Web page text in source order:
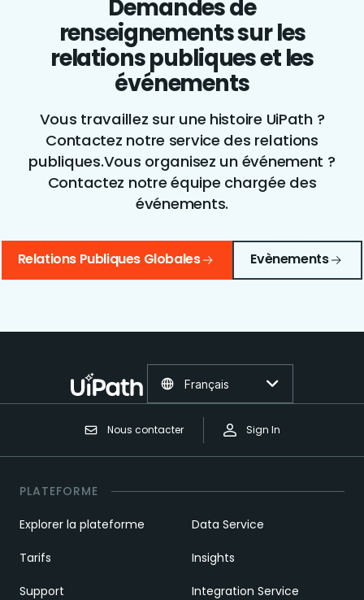
Demandes de
renseignements sur les
relations publiques et les
événements
Vous travaillez sur une histoire UiPath ?
Contactez notre service des relations
publiques.Vous organisez un événement ?
Contactez notre équipe chargée des
événements.
Relations Publiques Globales Evènements
Nous contacter Sign In
Français
PLATEFORME
Explorer la plateforme
Tarifs
Support
Data Service
Insights
Integration Service